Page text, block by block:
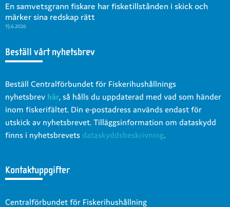
En samvetsgrann fiskare har fisketillstånden i skick och
märker sina redskap rätt
15.6.2026
Beställ vårt nyhetsbrev
Beställ Centralförbundet för Fiskerihushållnings
nyhetsbrev här, så hålls du uppdaterad med vad som händer
inom fiskerifältet. Din e-postadress används endast för
utskick av nyhetsbrevet. Tilläggsinformation om dataskydd
finns i nyhetsbrevets dataskyddsbeskrivning.
Kontaktuppgifter
Centralförbundet för Fiskerihushållning